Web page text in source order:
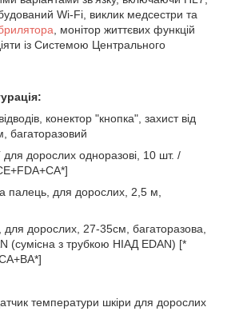
Wi-Fi, виклик медсестри та
, монітор життєвих функцій
із Системою Центрального
конектор "кнопка", захист від
багаторазовий
дорослих одноразові, 10 шт. /
палець, для дорослих, 2,5 м,
дорослих, 27-35см, багаторазова,
(сумісна з трубкою НІАД EDAN) [*
температури шкіри для дорослих